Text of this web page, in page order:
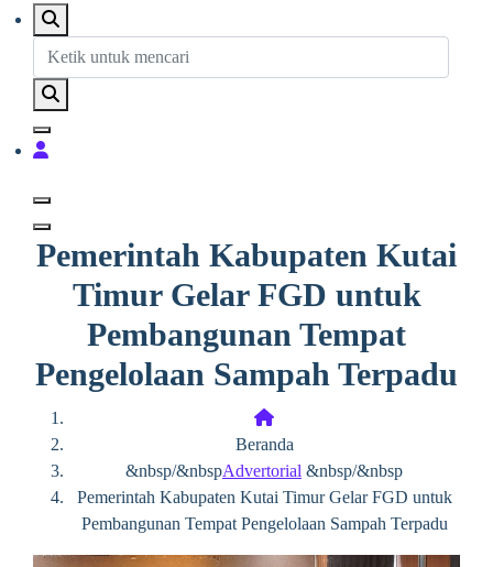
Pemerintah Kabupaten Kutai
Timur Gelar FGD untuk
Pembangunan Tempat
Pengelolaan Sampah Terpadu
Beranda
&nbsp/&nbspAdvertorial &nbsp/&nbsp
Pemerintah Kabupaten Kutai Timur Gelar FGD untuk
Pembangunan Tempat Pengelolaan Sampah Terpadu